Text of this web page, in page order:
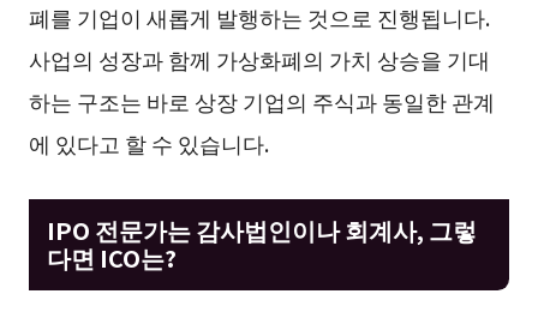
폐를 기업이 새롭게 발행하는 것으로 진행됩니다.
사업의 성장과 함께 가상화폐의 가치 상승을 기대
하는 구조는 바로 상장 기업의 주식과 동일한 관계
에 있다고 할 수 있습니다.
IPO 전문가는 감사법인이나 회계사, 그렇
다면 ICO는?